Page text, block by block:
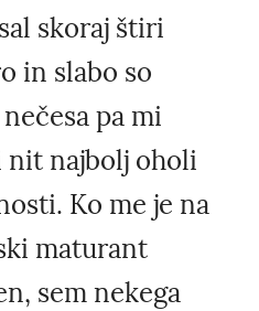
skoraj štiri
in slabo so
pa mi
najbolj oholi
Ko me je na
maturant
sem nekega